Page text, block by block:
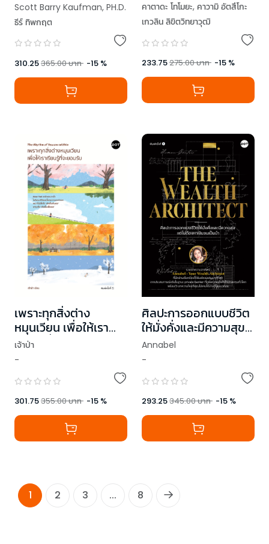
Scott Barry Kaufman, PH.D.
ธีร์ ทิพกฤต
310.25365.00บาท -15 %
คาตาดะ โทโมยะ, คาวามิ อัตสึโกะ
เกวลิน ลิขิตวิทยาวุฒิ
233.75275.00บาท -15 %
เพราะทุกสิ่งต่าง
หมุนเวียน เพื่อให้เรา
เรียนรู้ที่จะยอมรับ (The
Rhythm of
เจ้าป่า
-
301.75355.00บาท -15 %
ศิลปะการออกแบบชีวิต
ให้มั่งคั่งและมีความสุข
แต่ไม่ต้องหาเงินจนเป็น
บ้า
Annabel
-
293.25345.00บาท -15 %
1 2 3 ... 8